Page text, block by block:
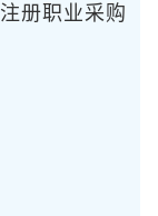
册职业采购